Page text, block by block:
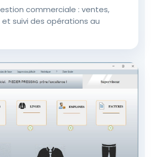
commerciale : ventes,
suivi des opérations au